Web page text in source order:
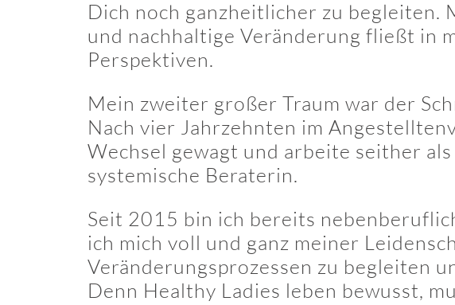
Dich noch ganzheitlicher zu begleiten.
und nachhaltige Veränderung fließt in
Perspektiven.
Mein zweiter großer Traum war der
Nach vier Jahrzehnten im
Wechsel gewagt und arbeite seither
systemische Beraterin.
Seit 2015 bin ich bereits
ich mich voll und ganz meiner
Veränderungsprozessen zu begleiten
Denn Healthy Ladies leben bewusst,